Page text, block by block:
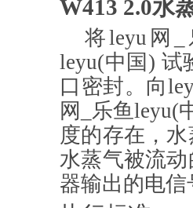
W413 2.0水
将leyu网
leyu(中国) 试
口密封。向
网_乐鱼leyu(
度的存在，
水蒸气被流
器输出的电